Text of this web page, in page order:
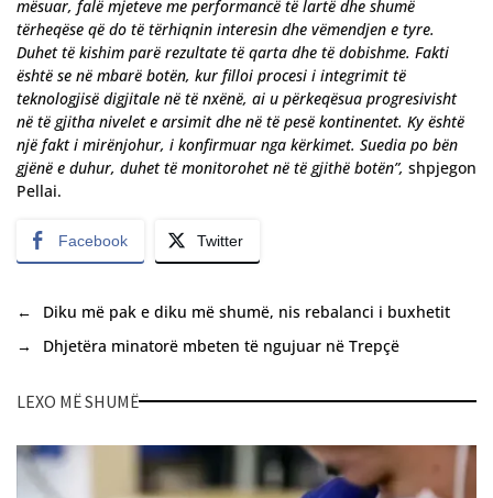
mësuar, falë mjeteve me performancë të lartë dhe shumë
tërheqëse që do të tërhiqnin interesin dhe vëmendjen e tyre.
Duhet të kishim parë rezultate të qarta dhe të dobishme. Fakti
është se në mbarë botën, kur filloi procesi i integrimit të
teknologjisë digjitale në të nxënë, ai u përkeqësua progresivisht
në të gjitha nivelet e arsimit dhe në të pesë kontinentet. Ky është
një fakt i mirënjohur, i konfirmuar nga kërkimet. Suedia po bën
gjënë e duhur, duhet të monitorohet në të gjithë botën”, shpjegon
Pellai.
Facebook Twitter
←
Diku më pak e diku më shumë, nis rebalanci i buxhetit
→
Dhjetëra minatorë mbeten të ngujuar në Trepçë
LEXO MË SHUMË